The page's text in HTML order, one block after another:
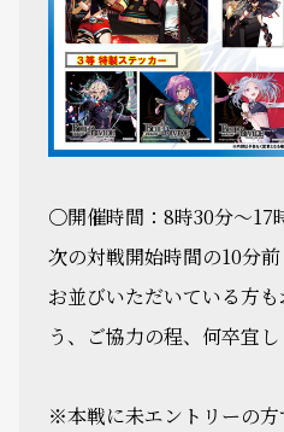
〇開催時間：8時30分～17
次の対戦開始時間の10分
お並びいただいている方
う、ご協力の程、何卒宜し
※本戦に未エントリーの